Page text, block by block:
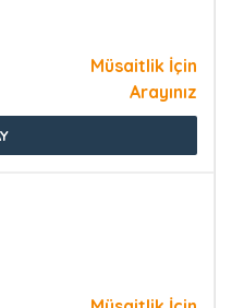
Müsaitlik İçin
Arayınız